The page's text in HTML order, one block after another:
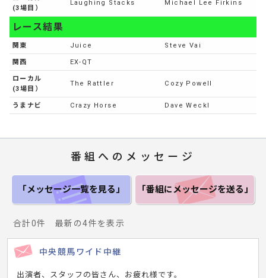
(3場目）
Laughing Stacks Michael Lee Firkins
レース結果
関東 Juice Steve Vai
関西 EX-QT
ローカル
(3場目）
The Rattler Cozy Powell
うまナビ Crazy Horse Dave Weckl
番組へのメッセージ
「メッセージ一覧を見る」 「番組にメッセージを送る」
合計0件 最新の4件を表示
中央競馬ワイド中継
出演者、スタッフの皆さん、お疲れ様です。